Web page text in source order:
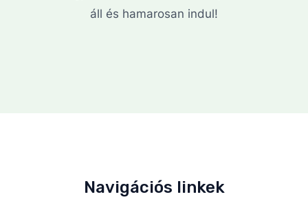
áll és hamarosan indul!
Navigációs linkek